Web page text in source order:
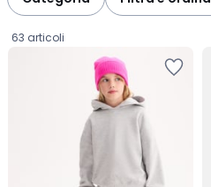
63 articoli